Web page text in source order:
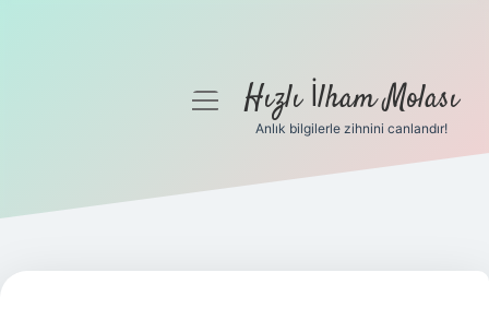
Gizlilik Politikası
Yasal Uyarı
menüyüHızlı İlham Molası
Anlık bilgilerle zihnini canlandır!